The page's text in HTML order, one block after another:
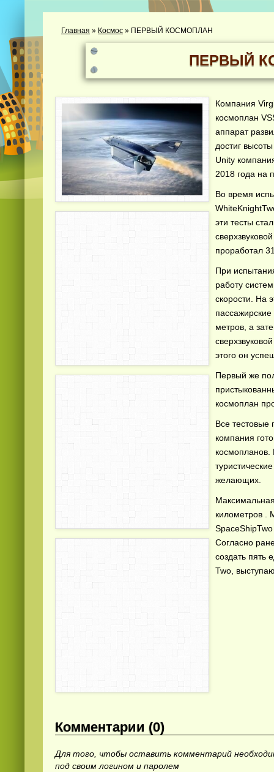
Главная » Космос » ПЕРВЫЙ КОСМОПЛАН
ПЕРВЫЙ
Компания
космоплан
аппарат
достиг
Unity
2018 года на
Во время
эти тесты
проработал
При
работу
скорости. На
метров, а
этого он
Первый же
космоплан
Все тестовые
компания
желающих.
километров .
Согласно
создать пять
Two,
Комментарии (0)
Для того, чтобы оставить комментарий
под своим логином и паролем